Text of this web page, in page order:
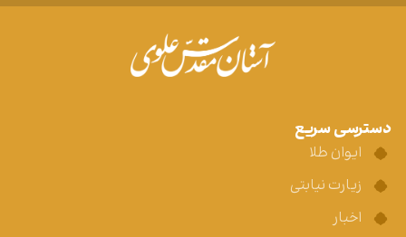
دسترسی سریع
ایوان طلا
زیارت نیابتی
اخبار